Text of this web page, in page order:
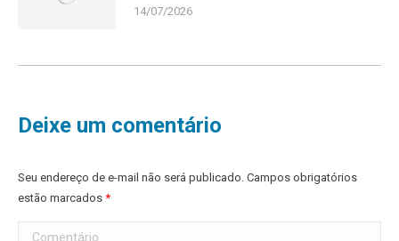
14/07/2026
Deixe um comentário
Seu endereço de e-mail não será publicado. Campos obrigatórios
estão marcados *
Comentário